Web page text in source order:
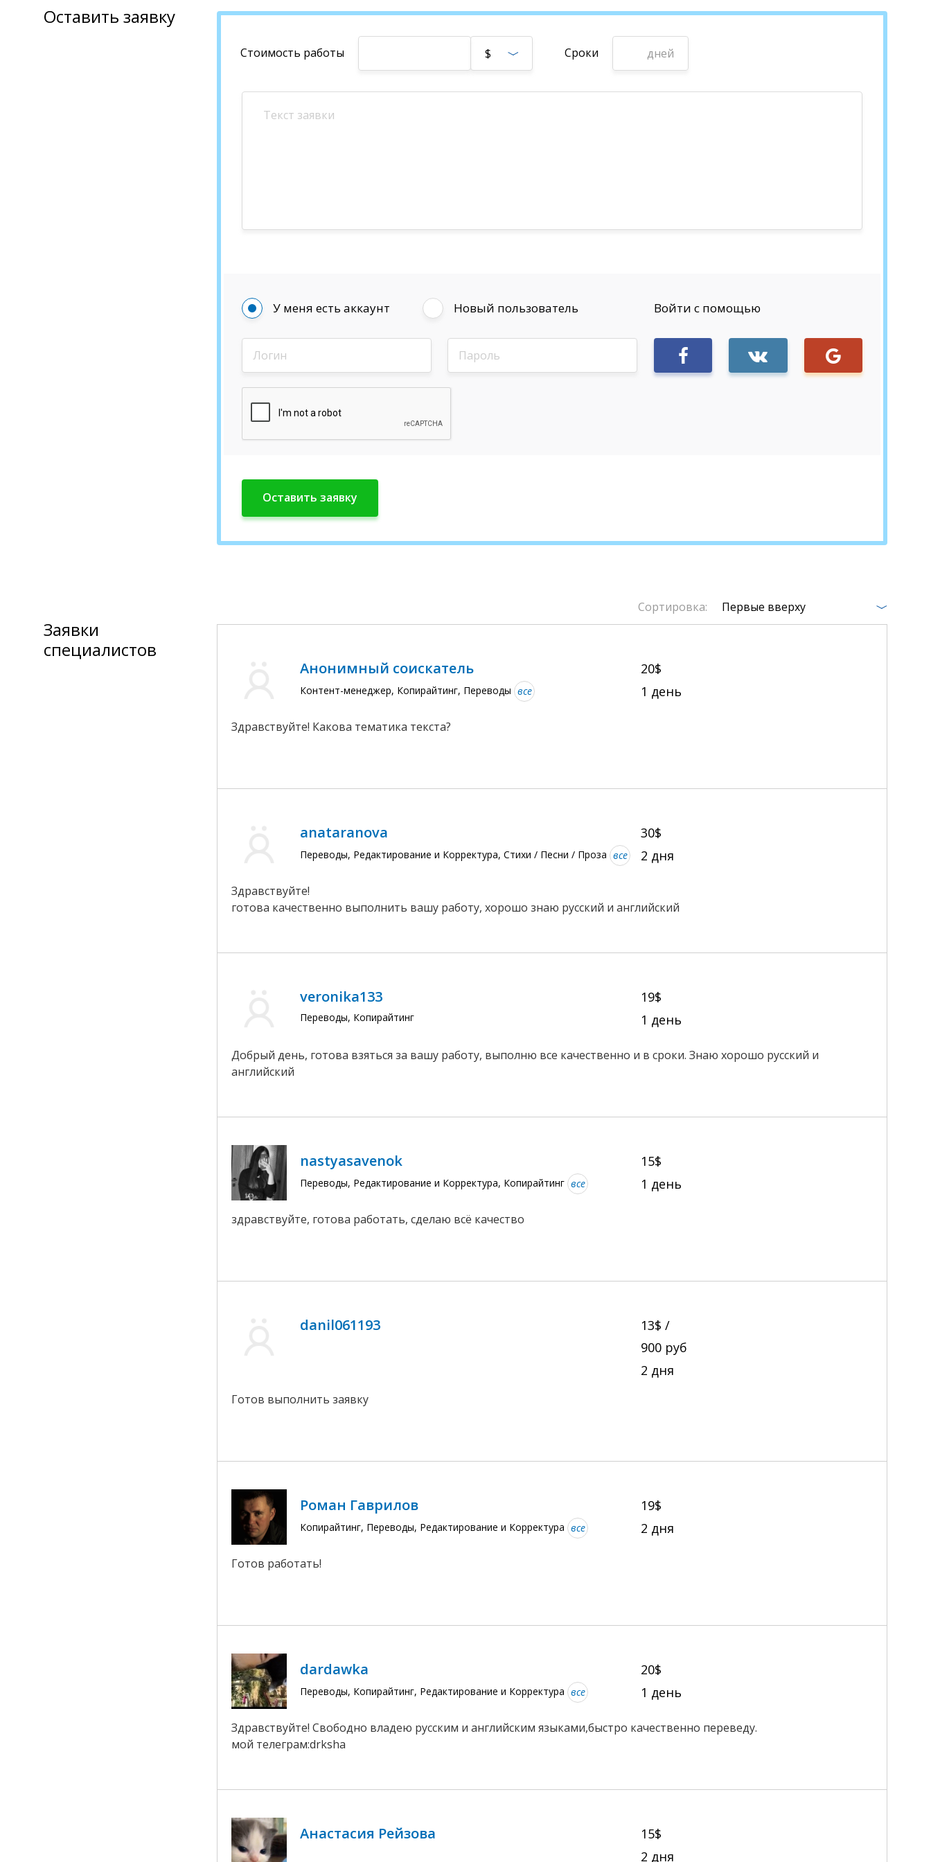
Оставить заявку
Стоимость работы $ Сроки дней
У меня есть аккаунт Новый пользователь Войти с помощью
Sign in
Заявки
специалистов
Сортировка: Первые вверху
Анонимный соискатель
Контент-менеджер, Копирайтинг, Переводы все
20$
1 день
Здравствуйте! Какова тематика текста?
anataranova
Переводы, Редактирование и Корректура, Стихи / Песни / Проза все
30$
2 дня
Здравствуйте!
готова качественно выполнить вашу работу, хорошо знаю русский и английский
veronika133
Переводы, Копирайтинг
19$
1 день
Добрый день, готова взяться за вашу работу, выполню все качественно и в сроки. Знаю хорошо русский и
английский
nastyasavenok
Переводы, Редактирование и Корректура, Копирайтинг все
15$
1 день
здравствуйте, готова работать, сделаю всё качество
danil061193
13$ /
900 руб
2 дня
Готов выполнить заявку
Роман Гаврилов
Копирайтинг, Переводы, Редактирование и Корректура все
19$
2 дня
Готов работать!
dardawka
Переводы, Копирайтинг, Редактирование и Корректура все
20$
1 день
Здравствуйте! Свободно владею русским и английским языками,быстро качественно переведу.
мой телеграм:drksha
Анастасия Рейзова
15$
2 дня